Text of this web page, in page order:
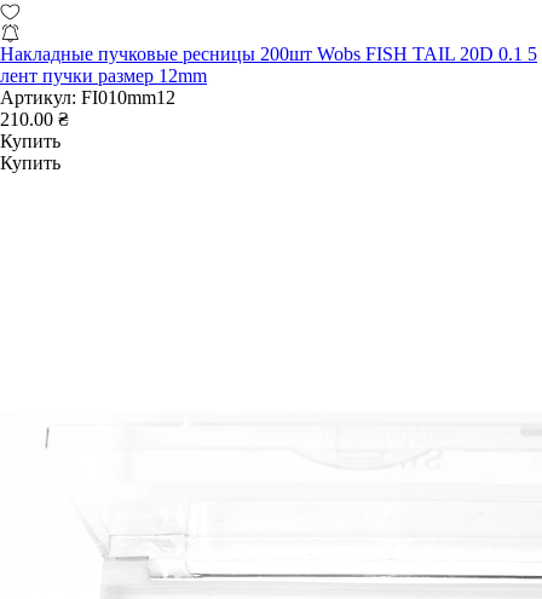
Накладные пучковые ресницы 200шт Wobs FISH TAIL 20D 0.1 5
лент пучки размер 12mm
Артикул: FI010mm12
210.00 ₴
Купить
Купить